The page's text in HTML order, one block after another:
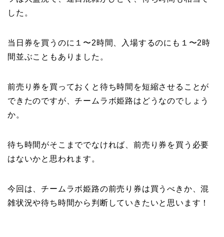
した。
当日券を買うのに１〜2時間、入場するのにも１〜2時
間並ぶこともありました。
前売り券を買っておくと待ち時間を短縮させることが
できたのですが、チームラボ姫路はどうなのでしょう
か。
待ち時間がそこまででなければ、前売り券を買う必要
はないかと思われます。
今回は、チームラボ姫路の前売り券は買うべきか、混
雑状況や待ち時間から判断していきたいと思います！